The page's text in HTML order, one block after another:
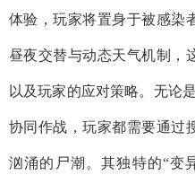
体验，玩家将置身于被感染
昼夜交替与动态天气机制，
以及玩家的应对策略。无论
协同作战，玩家都需要通过
汹涌的尸潮。其独特的“变